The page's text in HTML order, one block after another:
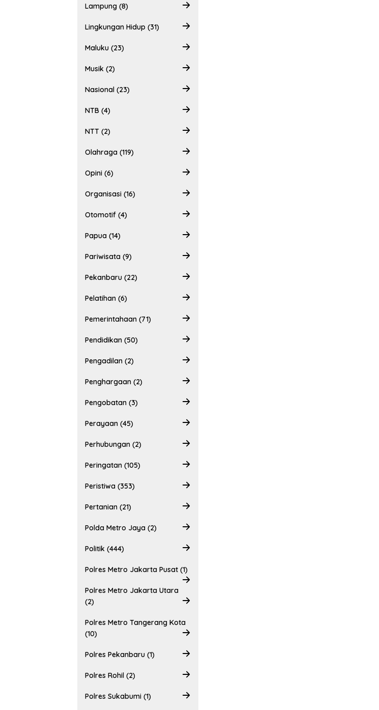
Lampung (8)
Lingkungan Hidup (31)
Maluku (23)
Musik (2)
Nasional (23)
NTB (4)
NTT (2)
Olahraga (119)
Opini (6)
Organisasi (16)
Otomotif (4)
Papua (14)
Pariwisata (9)
Pekanbaru (22)
Pelatihan (6)
Pemerintahaan (71)
Pendidikan (50)
Pengadilan (2)
Penghargaan (2)
Pengobatan (3)
Perayaan (45)
Perhubungan (2)
Peringatan (105)
Peristiwa (353)
Pertanian (21)
Polda Metro Jaya (2)
Politik (444)
Polres Metro Jakarta Pusat (1)
Polres Metro Jakarta Utara
(2)
Polres Metro Tangerang Kota
(10)
Polres Pekanbaru (1)
Polres Rohil (2)
Polres Sukabumi (1)